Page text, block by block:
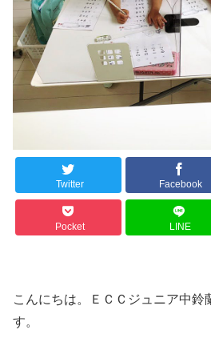
Twitter Facebook
Pocket LINE
こんにちは。ＥＣＣジュニア中鈴
す。